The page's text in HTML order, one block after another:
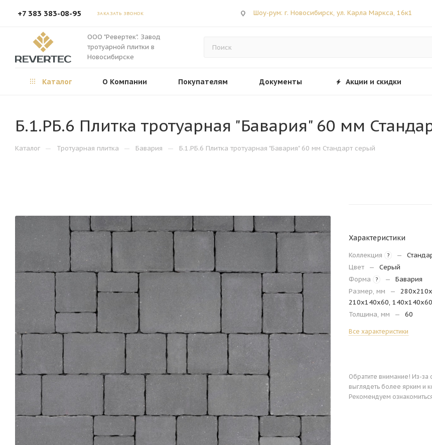
+7 383 383-08-95 ЗАКАЗАТЬ ЗВОНОК Шоу-рум: г. Новосибирск, ул. Карла Маркса, 16к1
ООО "Ревертек". Завод
тротуарной плитки в
Новосибирске
Каталог О Компании Покупателям Документы Акции и скидки
Б.1.РБ.6 Плитка тротуарная "Бавария" 60 мм
Каталог — Тротуарная плитка — Бавария — Б.1.РБ.6 Плитка тротуарная "Бавария" 60 мм Стандарт серый
Характеристики
Коллекция ? —
Цвет
—
Серый
Форма
? —
Бавария
Размер, мм
—
210х140х60,
Толщина, мм
— 60
Все характеристики
Обратите внимание! Из-
выглядеть более ярким и
Рекомендуем